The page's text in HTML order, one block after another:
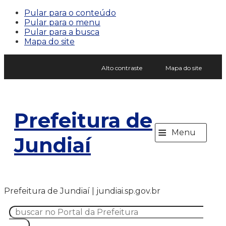
Pular para o conteúdo
Pular para o menu
Pular para a busca
Mapa do site
Alto contraste Mapa do site
Prefeitura de
Jundiaí
≡ Menu
Prefeitura de Jundiaí | jundiai.sp.gov.br